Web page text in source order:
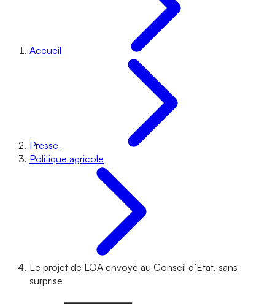
Accueil
Presse
Politique agricole
Le projet de LOA envoyé au Conseil d’Etat, sans
surprise